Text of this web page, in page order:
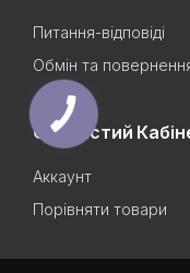
Питання-відповіді
Обмін та
Особистий
Аккаунт
Порівняти товари
КНОПКА
ЗВ'ЯЗКУ